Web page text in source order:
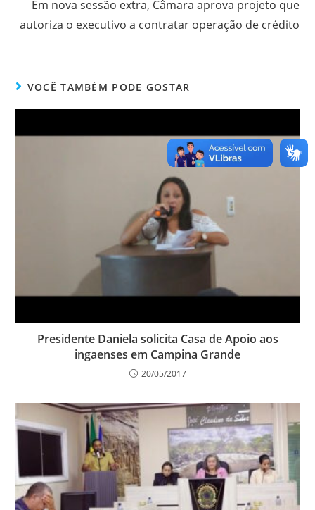
Em nova sessão extra, Câmara aprova projeto que
autoriza o executivo a contratar operação de crédito
VOCÊ TAMBÉM PODE GOSTAR
Presidente Daniela solicita Casa de Apoio aos
ingaenses em Campina Grande
20/05/2017